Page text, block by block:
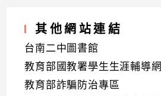
其他網站連結
台南二中圖書館
教育部國教署學生生涯輔導網
教育部詐騙防治專區